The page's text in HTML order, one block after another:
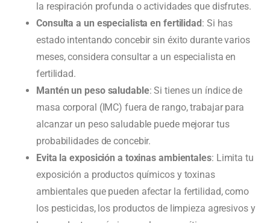
la respiración profunda o actividades que disfrutes.
Consulta a un especialista en fertilidad : Si has
estado intentando concebir sin éxito durante varios
meses, considera consultar a un especialista en
fertilidad.
Mantén un peso saludable: Si tienes un índice de
masa corporal (IMC) fuera de rango, trabajar para
alcanzar un peso saludable puede mejorar tus
probabilidades de concebir.
Evita la exposición a toxinas ambientales: Limita tu
exposición a productos químicos y toxinas
ambientales que pueden afectar la fertilidad, como
los pesticidas, los productos de limpieza agresivos y